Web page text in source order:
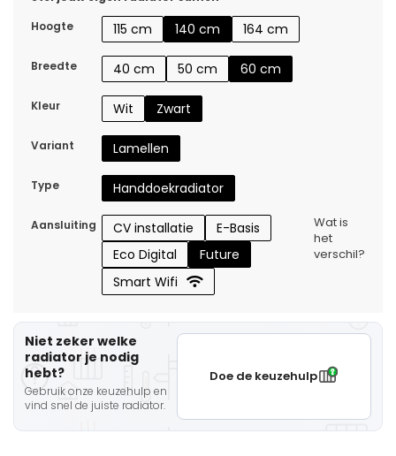
Hoogte
115 cm 140 cm 164 cm
Breedte 40 cm 50 cm 60 cm
Kleur Wit Zwart
Variant Lamellen
Type Handdoekradiator
Aansluiting CV installatie
E-Basis
Eco Digital
Future
Smart Wifi
Wat is
het
verschil?
Niet zeker welke
radiator je nodig
hebt?
Gebruik onze keuzehulp en
vind snel de juiste radiator.
Doe de keuzehulp